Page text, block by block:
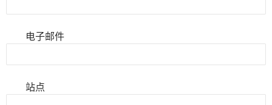
电子邮件
站点